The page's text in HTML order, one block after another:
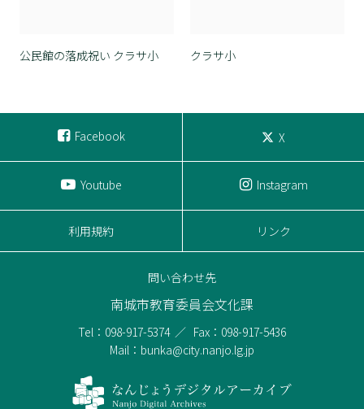
公民館の落成祝い クラサ小 クラサ小
Facebook X
Youtube Instagram
利用規約 リンク
問い合わせ先
南城市教育委員会文化課
Tel：098-917-5374
Fax：098-917-5436
Mail：bunka@city.nanjo.lg.jp